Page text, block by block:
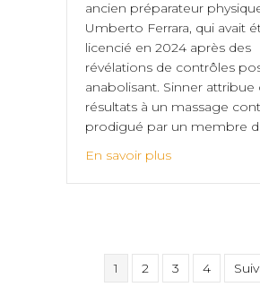
ancien préparateur
Umberto Ferrara, qui avait
licencié en 2024 après des
révélations de contrôles
anabolisant. Sinner attribue
résultats à un massage
prodigué par un membre
En savoir plus
1 2 3 4